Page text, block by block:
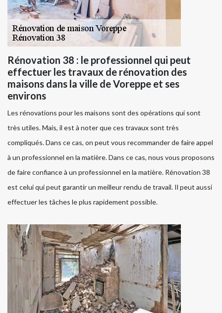
Rénovation 38 : le professionnel qui peut
effectuer les travaux de rénovation des
maisons dans la ville de Voreppe et ses
environs
Les rénovations pour les maisons sont des opérations qui sont
très utiles. Mais, il est à noter que ces travaux sont très
compliqués. Dans ce cas, on peut vous recommander de faire appel
à un professionnel en la matière. Dans ce cas, nous vous proposons
de faire confiance à un professionnel en la matière. Rénovation 38
est celui qui peut garantir un meilleur rendu de travail. Il peut aussi
effectuer les tâches le plus rapidement possible.